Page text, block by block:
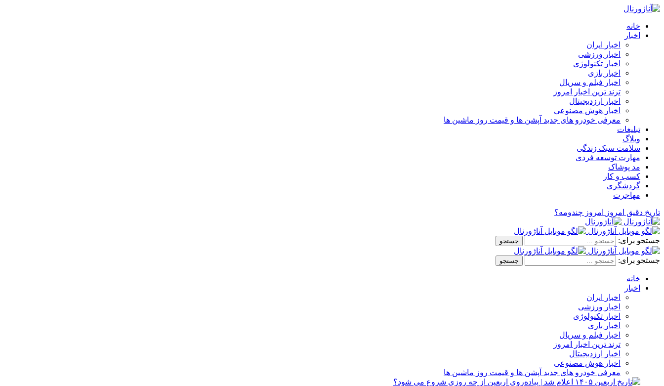
خانه
اخبار
اخبار ایران
اخبار ورزشی
اخبار تکنولوژی
اخبار بازی
اخبار فیلم و سریال
ترند ترین اخبار امروز
اخبار ارزدیجیتال
اخبار هوش مصنوعی
معرفی خودرو های جدید آپشن‌ ها و قیمت روز ماشین‌ ها
تبلیغات
وبلاگ
سلامت سبک زندگی
مهارت توسعه فردی
مد پوشاک
کسب و کار
گردشگری
مهاجرت
تاریخ دقیق امروز امروز چندومه؟
جستجو برای:
جستجو برای:
خانه
اخبار
اخبار ایران
اخبار ورزشی
اخبار تکنولوژی
اخبار بازی
اخبار فیلم و سریال
ترند ترین اخبار امروز
اخبار ارزدیجیتال
اخبار هوش مصنوعی
معرفی خودرو های جدید آپشن‌ ها و قیمت روز ماشین‌ ها